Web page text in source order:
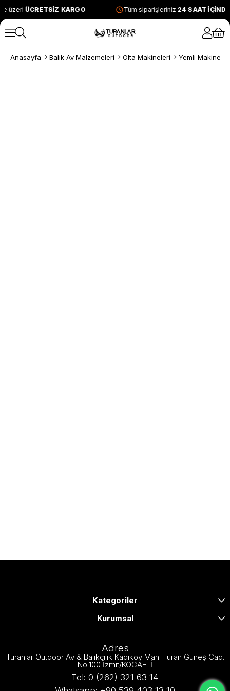
üzeri ÜCRETSİZ KARGO Tüm siparişleriniz 24 SAAT
Anasayfa Balık Av Malzemeleri Olta Makineleri Yemli Makineler
Kategoriler
Kurumsal
Adres
Turanlar Outdoor Av & Balıkçılık Kadıköy Mah. Turan Güneş Cad.
No:100 İzmit/KOCAELİ
Tel: 0 (262) 321 63 14